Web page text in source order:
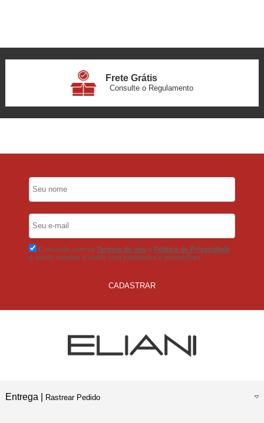
Frete Grátis
Consulte o Regulamento
Concordo com os Termos de usoe Politica de Privacidade
e aceito receber e-mails com novidades e promoções.
CADASTRAR
Entrega | Rastrear Pedido